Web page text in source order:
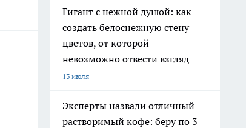
Гигант с нежной душой: как
создать белоснежную стену
цветов, от которой
невозможно отвести взгляд
13 июля
Эксперты назвали отличный
растворимый кофе: беру по 3